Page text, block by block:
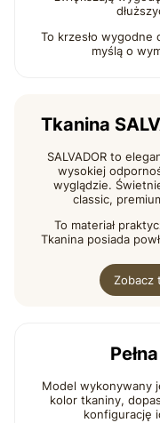
To krzesło wygodne
myślą o
Tkanina
SALVADOR to
wysokiej
wyglądzie.
classic,
To materiał
Tkanina posiada
Zobacz
Model wykonywany
kolor tkaniny,
konfigurację